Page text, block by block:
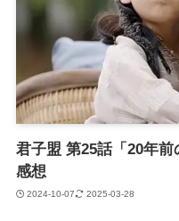
君子盟 第25話「20年
感想
2024-10-07 2025-03-28